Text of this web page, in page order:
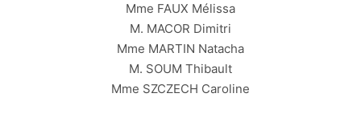
Mme FAUX Mélissa
M. MACOR Dimitri
Mme MARTIN Natacha
M. SOUM Thibault
Mme SZCZECH Caroline